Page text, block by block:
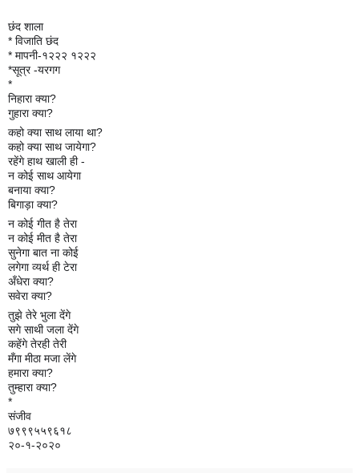
छंद शाला
* विजाति छंद
* मापनी-१२२२ १२२२
*सूत्र -यरगग
*
निहारा क्या?
गुहारा क्या?
कहो क्या साथ लाया था?
कहो क्या साथ जायेगा?
रहेंगे हाथ खाली ही -
न कोई साथ आयेगा
बनाया क्या?
बिगाड़ा क्या?
न कोई गीत है तेरा
न कोई मीत है तेरा
सुनेगा बात ना कोई
लगेगा व्यर्थ ही टेरा
अँधेरा क्या?
सवेरा क्या?
तुझे तेरे भुला देंगे
सगे साथी जला देंगे
कहेंगे तेरही तेरी
मँगा मीठा मजा लेंगे
हमारा क्या?
तुम्हारा क्या?
*
संजीव
७९९९५५९६१८
२०-१-२०२०